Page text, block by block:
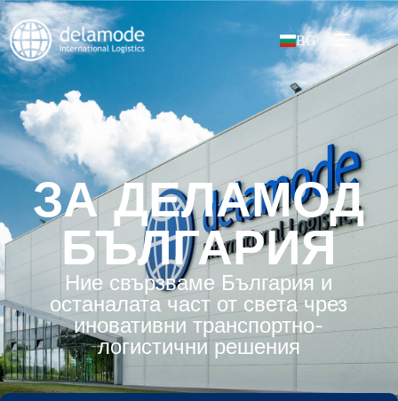
BG
ЗА ДЕЛАМОД
БЪЛГАРИЯ
Ние свързваме България и
останалата част от света чрез
иновативни транспортно-
логистични решения